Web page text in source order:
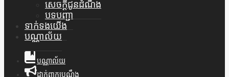
សេចក្តីជូនដំណឹង
បទបញ្ជា
ទាក់ទងយើង
បណ្ណាល័យ
បណ្ណាល័យ
ដាក់ពាក្យបណ្ដឹង